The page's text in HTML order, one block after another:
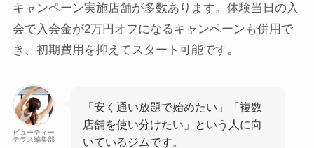
キャンペーン実施店舗が多数あります。体験当日の入
会で入会金が2万円オフになるキャンペーンも併用で
き、初期費用を抑えてスタート可能です。
ビューティー
テラス編集部
「安く通い放題で始めたい」「複数
店舗を使い分けたい」という人に向
いているジムです。